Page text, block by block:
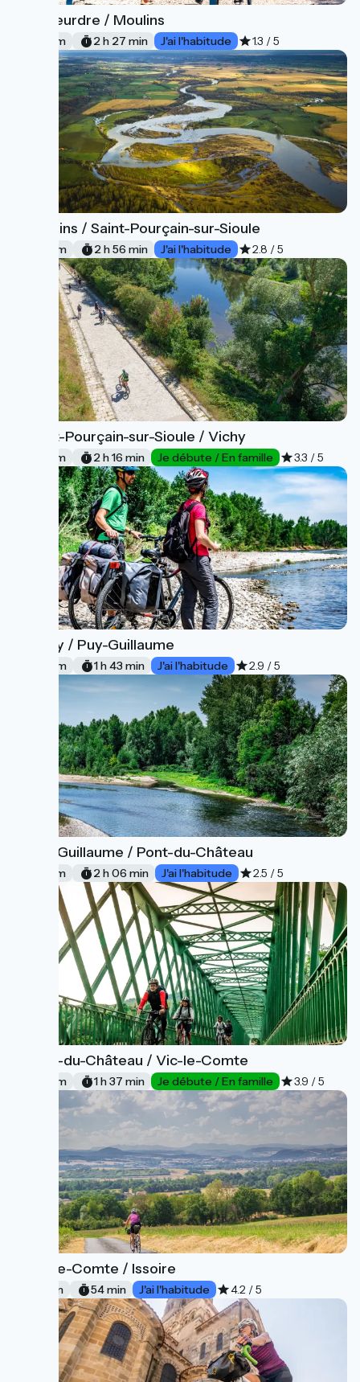
Le Veurdre / Moulins
37 km 2 h 27 min J'ai l'habitude 1.3 / 5
Moulins / Saint-Pourçain-sur-Sioule
44 km 2 h 56 min J'ai l'habitude 2.8 / 5
Saint-Pourçain-sur-Sioule / Vichy
34 km 2 h 16 min Je débute / En famille 3.3 / 5
Vichy / Puy-Guillaume
26 km 1 h 43 min J'ai l'habitude 2.9 / 5
Puy-Guillaume / Pont-du-Château
32 km 2 h 06 min J'ai l'habitude 2.5 / 5
Pont-du-Château / Vic-le-Comte
27 km 1 h 37 min Je débute / En famille 3.9 / 5
Vic-le-Comte / Issoire
14 km 54 min J'ai l'habitude 4.2 / 5